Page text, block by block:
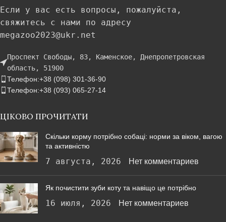
Если у вас есть вопросы, пожалуйста,
свяжитесь с нами по адресу
megazoo2023@ukr.net
Проспект Свободы, 83, Каменское, Днепропетровская
область, 51900
Телефон:+38 (098) 301-36-90
Телефон:+38 (093) 065-27-14
ЦІКОВО ПРОЧИТАТИ
Скільки корму потрібно собаці: норми за віком, вагою
та активністю
7 августа, 2026 Нет комментариев
Як почистити зуби коту та навіщо це потрібно
16 июля, 2026 Нет комментариев